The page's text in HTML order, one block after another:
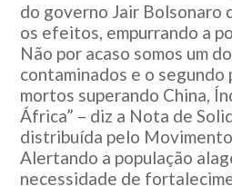
do governo Jair Bolsonaro
os efeitos, empurrando a
Não por acaso somos um
contaminados e o segundo
mortos superando China,
África” – diz a Nota de
distribuída pelo
Alertando a população
necessidade de